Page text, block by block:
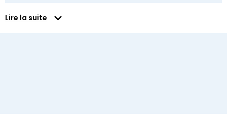
Lire la suite